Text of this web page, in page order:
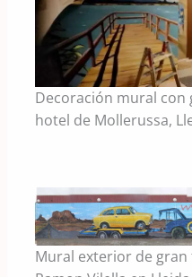
Decoración mural
hotel de Mollerussa,
Mural exterior de